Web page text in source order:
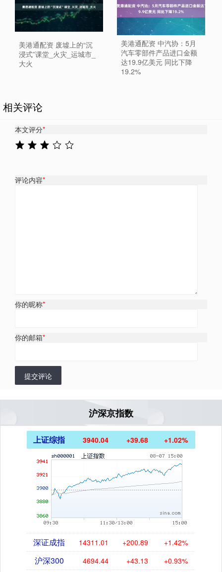
美港通配资 废墟上的“沉
浸式”课堂_火灾_运城市_
大火
美港通配资 中汽协：5月
汽车零部件产品进口金额
达19.9亿美元 同比下降
19.2%
相关评论
本文评分*
评论内容*
你的昵称*
你的邮箱*
提交评论
沪深京指数
上证综指 3940.04 +39.68 +1.02%
深证成指 14311.01 +200.89 +1.42%
沪深300 4694.44 +43.13 +0.93%